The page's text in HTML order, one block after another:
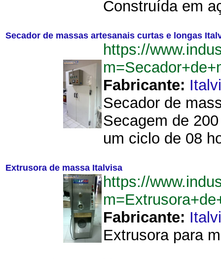
Construída em
Secador de massas artesanais curtas e longas
https://
Fabricante:
Secador de
Secagem de
um ciclo de 08
Extrusora de massa Italvisa
https://
Fabricante:
Extrusora para